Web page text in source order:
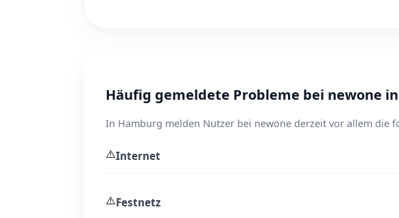
Häufig gemeldete Probleme bei newone
In Hamburg melden Nutzer bei newone derzeit vor allem die
⚠️Internet
⚠️Festnetz